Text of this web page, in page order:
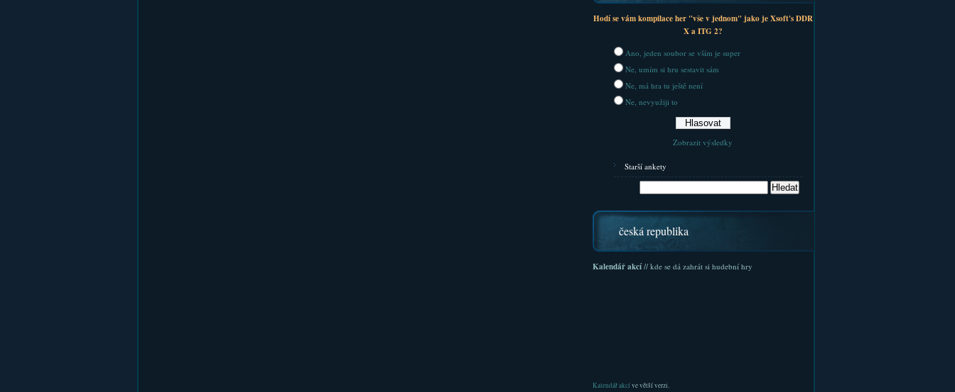
Hodí se vám kompilace her "vše v jednom" jako je Xsoft's DDR
X a ITG 2?
Ano, jeden soubor se vším je super
Ne, umím si hru sestavit sám
Ne, má hra tu ještě není
Ne, nevyužiji to
Zobrazit výsledky
Starší ankety
česká republika
Kalendář akcí// kde se dá zahrát si hudební hry
Kalendář akcíve větší verzi.